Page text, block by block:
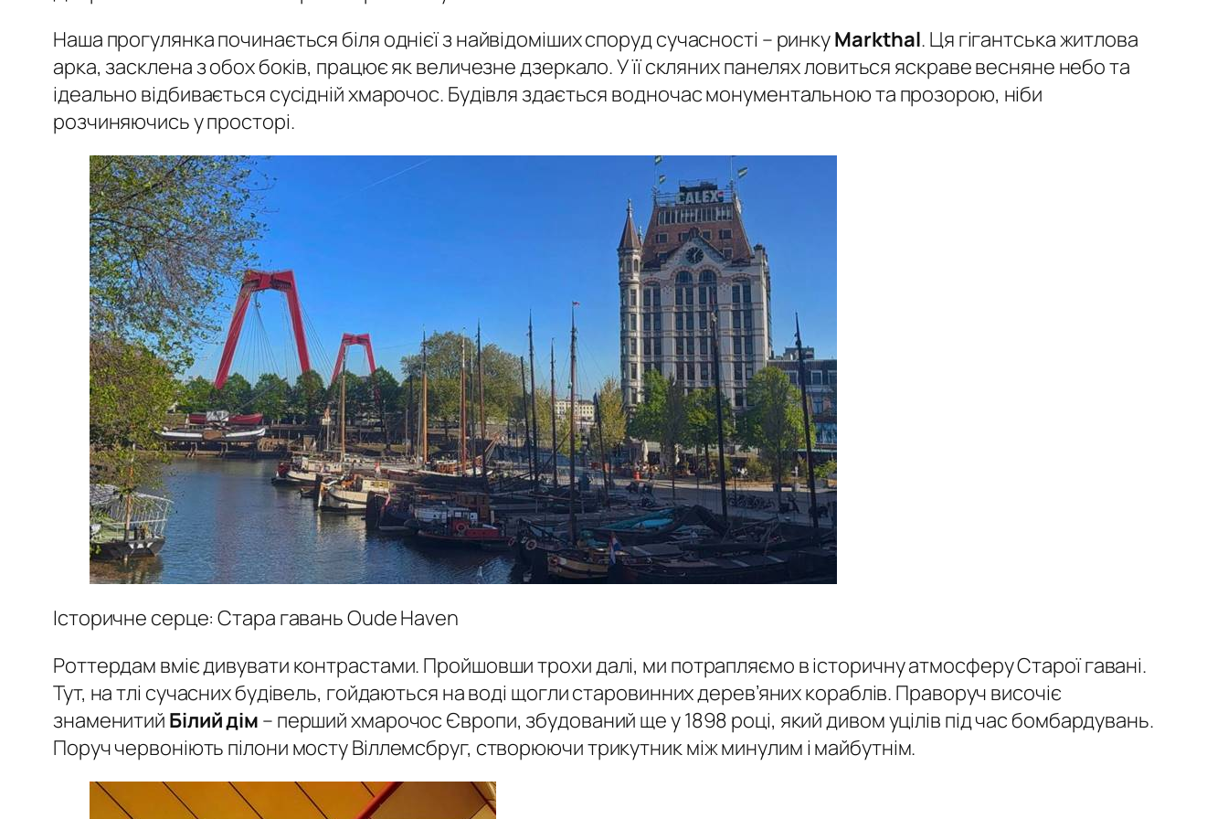
Наша прогулянка починається біля однієї з найвідоміших споруд сучасності – ринкуMarkthal. Ця гігантська житлова
арка, засклена з обох боків, працює як величезне дзеркало. У її скляних панелях ловиться яскраве весняне небо та
ідеально відбивається сусідній хмарочос. Будівля здається водночас монументальною та прозорою, ніби
розчиняючись у просторі.
Історичне серце: Стара гавань Oude Haven
Роттердам вміє дивувати контрастами. Пройшовши трохи далі, ми потрапляємо в історичну атмосферу Старої гавані.
Тут, на тлі сучасних будівель, гойдаються на воді щогли старовинних дерев’яних кораблів. Праворуч височіє
знаменитий Білий дім – перший хмарочос Європи, збудований ще у 1898 році, який дивом уцілів під час бомбардувань.
Поруч червоніють пілони мосту Віллемсбруг, створюючи трикутник між минулим і майбутнім.